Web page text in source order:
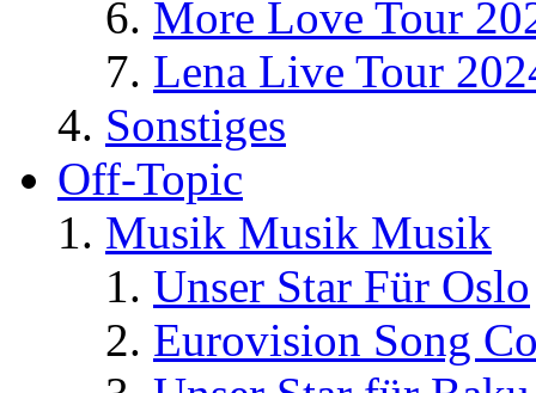
More Love Tour
Lena Live Tour
Sonstiges
Off-Topic
Musik Musik Musik
Unser Star Für Oslo
Eurovision Song